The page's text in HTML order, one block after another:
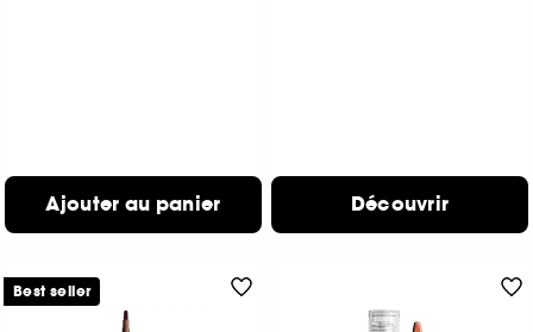
Ajouter au panier Découvrir
Best seller